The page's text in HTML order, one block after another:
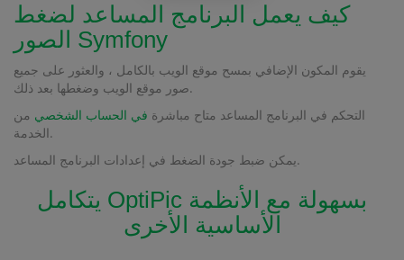
كيف يعمل البرنامج المساعد لضغط
الصور Symfony
يقوم المكون الإضافي بمسح موقع الويب بالكامل ، والعثور على جميع
صور موقع الويب وضغطها بعد ذلك.
التحكم في البرنامج المساعد متاح مباشرة في الحساب الشخصي من
الخدمة.
يمكن ضبط جودة الضغط في إعدادات البرنامج المساعد.
يتكامل OptiPic بسهولة مع الأنظمة
الأساسية الأخرى